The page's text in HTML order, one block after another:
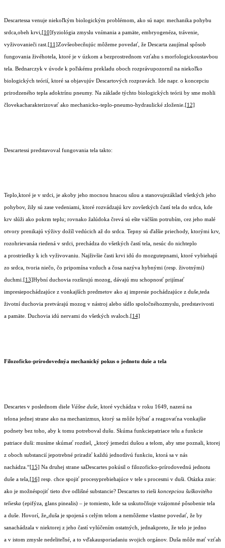
Descartessa venuje niekoľkým biologickým problémom, ako sú napr. mechanika pohybu
srdca,obeh krvi,[10]fyziológia zmyslu vnímania a pamäte, embryogenéza, trávenie,
vyživovanieči rast.[11]Zovšeobecňujúc môžeme povedať, že Descarta zaujímal spôsob
fungovania živéhotela, ktoré je v úzkom a bezprostrednom vzťahu s morfologickoustavbou
tela. Bednarczyk v úvode k poľskému prekladu oboch rozprávupozornil na niekoľko
biologických teórií, ktoré sa objavujúv Descartových rozpravách. Ide napr. o koncepciu
prirodzeného tepla adoktrínu pneumy. Na základe týchto biologických teórii by sme mohli
človekacharakterizovať ako mechanicko-teplo-pneumo-hydraulické zloženie.[12]
Descartessi predstavoval fungovania tela takto:
Teplo,ktoré je v srdci, je akoby jeho mocnou hnacou silou a stanovujezáklad všetkých jeho
pohybov, žily sú zase vedeniami, ktoré rozvádzajú krv zovšetkých častí tela do srdca, kde
krv slúži ako pokrm teplu; rovnako žalúdoka črevá sú ešte väčším potrubím, cez jeho malé
otvory prenikajú výživy dožíl vedúcich až do srdca. Tepny sú ďalšie priechody, ktorými krv,
rozohrievanáa riedená v srdci, prechádza do všetkých častí tela, nesúc do nichteplo
a prostriedky k ich vyživovaniu. Najživšie časti krvi idú do mozgutepnami, ktoré vybiehajú
zo srdca, tvoria niečo, čo pripomína vzduch a čosa nazýva hybnými (resp. životnými)
duchmi. [13] Hybní duchovia rozširujú mozog, dávajú mu schopnosť prijímať
impresiepochádzajúce z vonkajších predmetov ako aj impresie pochádzajúce z duše,teda
životní duchovia pretvárajú mozog v nástroj alebo sídlo spoločnéhozmyslu, predstavivosti
a pamäte. Duchovia idú nervami do všetkých svaloch. [14]
Filozoficko-prírodovednýa mechanický pokus o jednotu duše a tela
Descartes v poslednom diele Vášne duše , ktoré vychádza v roku 1649, nazerá na
telona jednej strane ako na mechanizmus, ktorý sa môže hýbať a reagovaťna vonkajšie
podnety bez toho, aby k tomu potreboval dušu. Skúma funkciepatriace telu a funkcie
patriace duši: musíme skúmať rozdiel, „ktorý jemedzi dušou a telom, aby sme poznali, ktorej
z oboch substancií jepotrebné priradiť každú jednotlivú funkciu, ktorá sa v nás
nachádza.“[15] Na druhej strane saDescartes pokúsil o filozoficko-prírodovednú jednotu
duše a tela, [16] resp. chce spojiť procesyprebiehajúce v tele s procesmi v duši. Otázka znie:
ako je možnéspojiť tieto dve odlišné substancie? Descartes to rieši koncepciou šuškovitého
telieska (epifýza, glans pinealis) – je tomiesto, kde sa uskutočňuje vzájomné pôsobenie tela
a duše. Hovorí, že„duša je spojená s celým telom a nemôžeme vlastne povedať, že by
sanachádzala v niektorej z jeho častí vylúčením ostatných, jednakpreto, že telo je jedno
a v istom zmysle nedeliteľné, a to vďakausporiadaniu svojich orgánov. Duša môže mať vzťah